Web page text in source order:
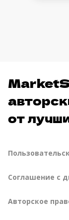
от
Соглашение с
Авторское